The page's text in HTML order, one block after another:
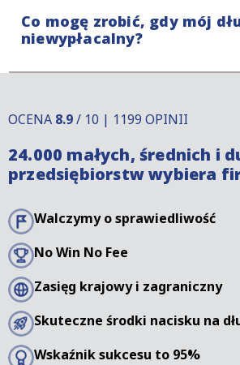
wywiązuje się ze swoich
wszczęcie postępowania sądowego.
konieczne będzie dostarczenie kilku
które potwierdzą Twoje roszczenie.
oraz kopia korespondencji z
dokumenty.
Co mogę zrobić, gdy mój
niewypłacalny?
bankructwa, powinieneś
naszymi prawnikami. Ze względu
dotyczące niewypłacalności, nasi
pomóc w określeniu szans na
OCENA 8.9/ 10 | 1199 OPINII
24.000 małych, średnich i
przedsiębiorstw wybiera
Walczymy o sprawiedliwość
No Win No Fee
Zasięg krajowy i zagraniczny
Skuteczne środki nacisku na
Wskaźnik sukcesu to 95%